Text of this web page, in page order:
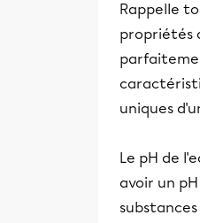
Rappelle
propriétés
uniques
Le pH de
avoir un